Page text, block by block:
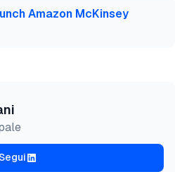
Amazon McKinsey
Segui